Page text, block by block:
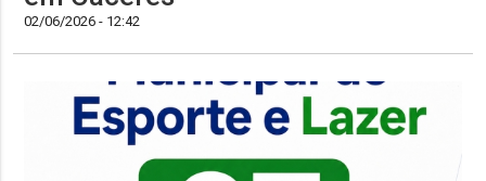
02/06/2026 - 12:42